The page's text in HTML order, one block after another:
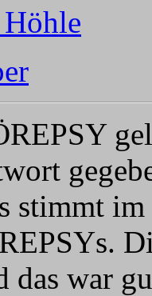
stimmt
das war